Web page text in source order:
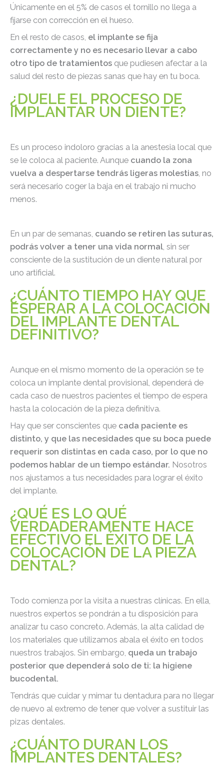
Únicamente en el 5% de casos el tornillo no llega a
fijarse con corrección en el hueso.
En el resto de casos, el implante se fija
correctamente y no es necesario llevar a cabo
otro tipo de tratamientos que pudiesen afectar a la
salud del resto de piezas sanas que hay en tu boca.
¿DUELE EL PROCESO DE
IMPLANTAR UN DIENTE?
Es un proceso indoloro gracias a la anestesia local que
se le coloca al paciente. Aunque cuando la zona
vuelva a despertarse tendrás ligeras molestias, no
será necesario coger la baja en el trabajo ni mucho
menos.
En un par de semanas, cuando se retiren las suturas,
podrás volver a tener una vida normal , sin ser
consciente de la sustitución de un diente natural por
uno artificial.
¿CUÁNTO TIEMPO HAY QUE
ESPERAR A LA COLOCACIÓN
DEL IMPLANTE DENTAL
DEFINITIVO?
Aunque en el mismo momento de la operación se te
coloca un implante dental provisional, dependerá de
cada caso de nuestros pacientes el tiempo de espera
hasta la colocación de la pieza definitiva.
Hay que ser conscientes que cada paciente es
distinto, y que las necesidades que su boca puede
requerir son distintas en cada caso, por lo que no
podemos hablar de un tiempo estándar. Nosotros
nos ajustamos a tus necesidades para lograr el éxito
del implante.
¿QUÉ ES LO QUÉ
VERDADERAMENTE HACE
EFECTIVO EL ÉXITO DE LA
COLOCACIÓN DE LA PIEZA
DENTAL?
Todo comienza por la visita a nuestras clínicas. En ella,
nuestros expertos se pondrán a tu disposición para
analizar tu caso concreto. Además, la alta calidad de
los materiales que utilizamos abala el éxito en todos
nuestros trabajos. Sin embargo, queda un trabajo
posterior que dependerá solo de ti: la higiene
bucodental.
Tendrás que cuidar y mimar tu dentadura para no llegar
de nuevo al extremo de tener que volver a sustituir las
pizas dentales.
¿CUÁNTO DURAN LOS
IMPLANTES DENTALES?